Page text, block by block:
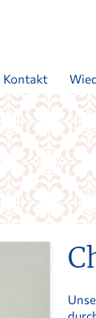
Kontakt